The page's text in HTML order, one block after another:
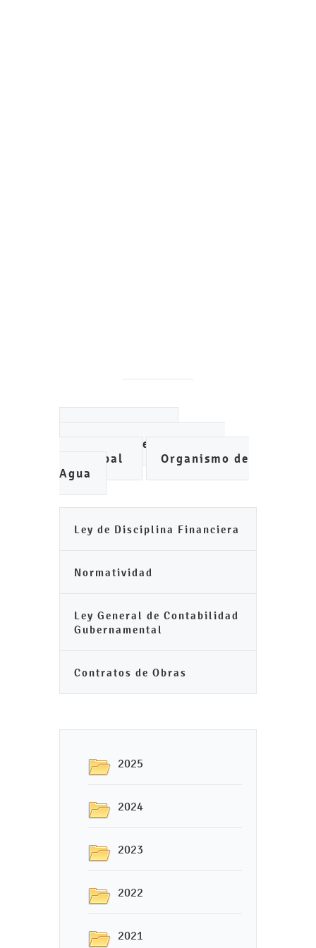
Instituto de Planeación
Municipal
Organismo de
Agua
Ley de Disciplina Financiera
Normatividad
Ley General de Contabilidad
Gubernamental
Contratos de Obras
2025
2024
2023
2022
2021